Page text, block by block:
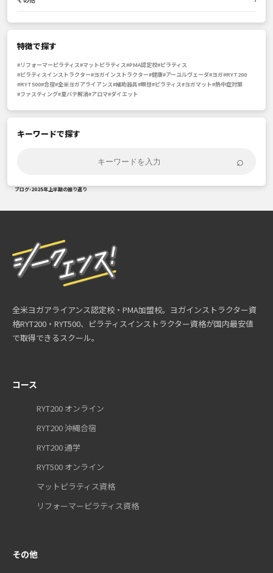
特徴で探す
#リフォーマーピラティス#マットピラティス#PMA認定校#ピラティス
#ピラティスインストラクター#ヨガインストラクター#健康#アーユルヴェーダ#ヨガ#RYT200
#RYT500#合宿#全米ヨガアライアンス#補助器具#瞑想#ピラティス#ヨガマット#熱中症対策
#ファスティング#夏バテ解消#アロマ#ダイエット
キーワードで探す
⌕
ブログ›2025年上半期の振り返り
全米ヨガアライアンス認定校・PMA加盟校。ヨガインストラクター資
格RYT200・RYT500、ピラティスインストラクター資格が国内最安値
で取得できるスクール。
コース
RYT200 オンライン
RYT200 沖縄合宿
RYT200 通学
RYT500 オンライン
マットピラティス資格
リフォーマーピラティス資格
その他